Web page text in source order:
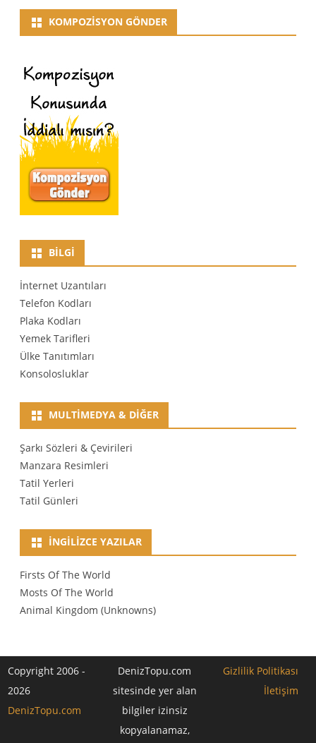
KOMPOZISYON GÖNDER
BILGI
İnternet Uzantıları
Telefon Kodları
Plaka Kodları
Yemek Tarifleri
Ülke Tanıtımları
Konsolosluklar
MULTIMEDYA & DIĞER
Şarkı Sözleri & Çevirileri
Manzara Resimleri
Tatil Yerleri
Tatil Günleri
İNGILIZCE YAZILAR
Firsts Of The World
Mosts Of The World
Animal Kingdom (Unknowns)
Copyright 2006 -
2026
DenizTopu.com
DenizTopu.com
sitesinde yer alan
bilgiler izinsiz
kopyalanamaz,
Gizlilik Politikası
İletişim